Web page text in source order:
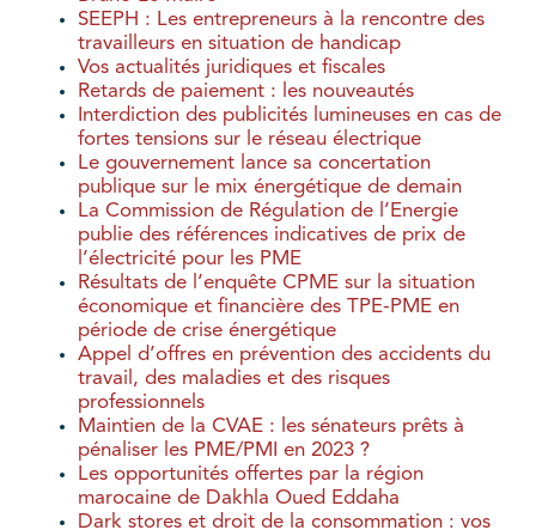
SEEPH : Les entrepreneurs à la rencontre des
travailleurs en situation de handicap
Vos actualités juridiques et fiscales
Retards de paiement : les nouveautés
Interdiction des publicités lumineuses en cas de
fortes tensions sur le réseau électrique
Le gouvernement lance sa concertation
publique sur le mix énergétique de demain
La Commission de Régulation de l’Energie
publie des références indicatives de prix de
l’électricité pour les PME
Résultats de l’enquête CPME sur la situation
économique et financière des TPE-PME en
période de crise énergétique
Appel d’offres en prévention des accidents du
travail, des maladies et des risques
professionnels
Maintien de la CVAE : les sénateurs prêts à
pénaliser les PME/PMI en 2023 ?
Les opportunités offertes par la région
marocaine de Dakhla Oued Eddaha
Dark stores et droit de la consommation : vos